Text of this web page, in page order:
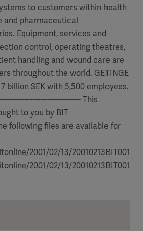
to customers within health
and pharmaceutical
Equipment, services and
control, operating theatres,
handling and wound care are
throughout the world. GETINGE
billion SEK with 5,500 employees.
This
to you by BIT
following files are available for
2001/02/13/
2001/02/13/